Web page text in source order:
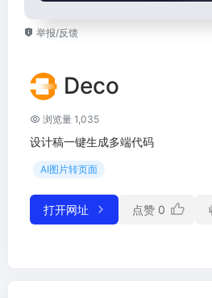
举报/反馈
Deco
浏览量 1,035
设计稿一键生成多端代码
AI图片转页面
打开网址 点赞 0